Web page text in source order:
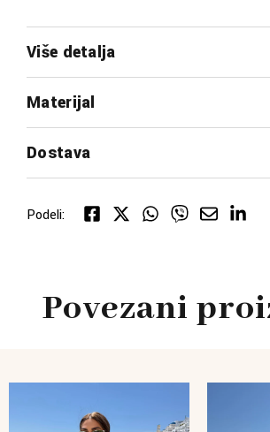
Više detalja
Materijal
Dostava
Podeli:
Povezani